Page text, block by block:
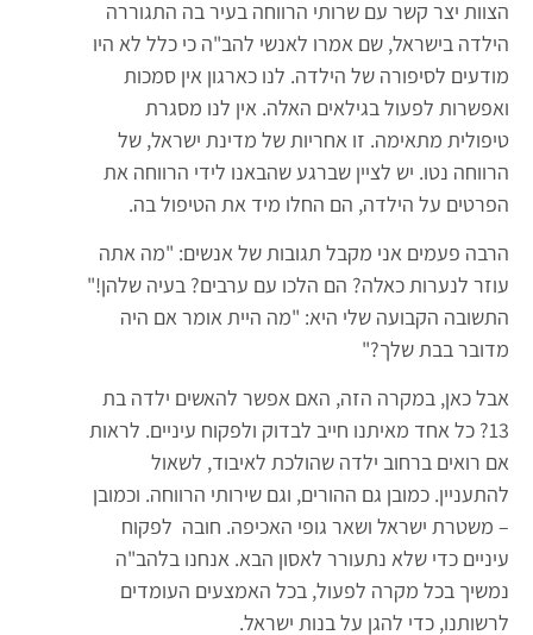
הצוות יצר קשר עם שרותי הרווחה בעיר בה התגוררה
הילדה בישראל, שם אמרו לאנשי להב"ה כי כלל לא היו
מודעים לסיפורה של הילדה. לנו כארגון אין סמכות
ואפשרות לפעול בגילאים האלה. אין לנו מסגרת
טיפולית מתאימה. זו אחריות של מדינת ישראל, של
הרווחה נטו. יש לציין שברגע שהבאנו לידי הרווחה את
הפרטים על הילדה, הם החלו מיד את הטיפול בה.
הרבה פעמים אני מקבל תגובות של אנשים: "מה אתה
עוזר לנערות כאלה? הם הלכו עם ערבים? בעיה שלהן!"
התשובה הקבועה שלי היא: "מה היית אומר אם היה
מדובר בבת שלך?"
אבל כאן, במקרה הזה, האם אפשר להאשים ילדה בת
13? כל אחד מאיתנו חייב לבדוק ולפקוח עיניים. לראות
אם רואים ברחוב ילדה שהולכת לאיבוד, לשאול
להתעניין. כמובן גם ההורים, וגם שירותי הרווחה. וכמובן
– משטרת ישראל ושאר גופי האכיפה. חובה לפקוח
עיניים כדי שלא נתעורר לאסון הבא. אנחנו בלהב"ה
נמשיך בכל מקרה לפעול, בכל האמצעים העומדים
לרשותנו, כדי להגן על בנות ישראל.